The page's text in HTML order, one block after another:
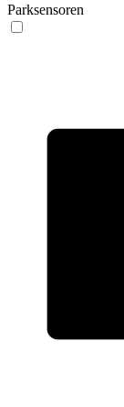
Parksensoren